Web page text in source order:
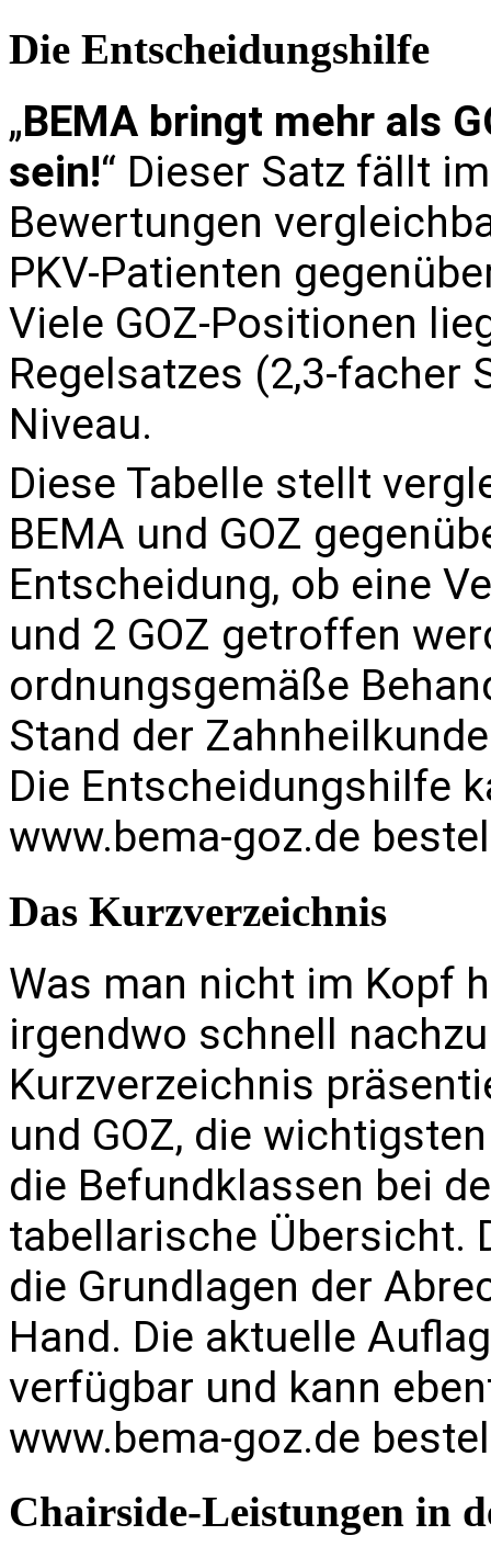
Die Entscheidungshilfe
„BEMA bringt mehr als
sein!“ Dieser Satz fällt
Bewertungen
PKV-Patienten
Viele GOZ-Positionen
Regelsatzes (2,3-facher
Niveau.
Diese Tabelle stellt
BEMA und GOZ
Entscheidung, ob eine
und 2 GOZ getroffen
ordnungsgemäße
Stand der
Die Entscheidungshilfe
www.bema-goz.de
Das Kurzverzeichnis
Was man nicht im Kopf
irgendwo schnell
Kurzverzeichnis
und GOZ, die
die Befundklassen bei
tabellarische Übersicht.
die Grundlagen der
Hand. Die aktuelle
verfügbar und kann
www.bema-goz.de
Chairside-Leistungen in